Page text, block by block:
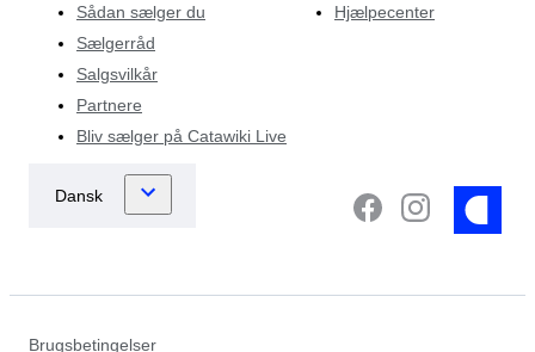
Sådan sælger du
Sælgerråd
Salgsvilkår
Partnere
Bliv sælger på Catawiki Live
Hjælpecenter
Brugsbetingelser